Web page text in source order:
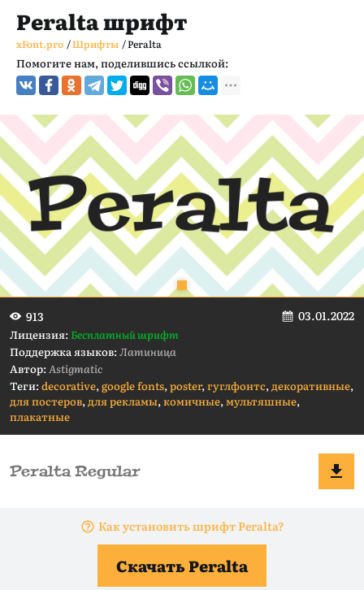
Peralta шрифт
xFont.pro /Шрифты /Peralta
Помогите нам, поделившись ссылкой:
913 03.01.2022
Лицензия:Бесплатный шрифт
Поддержка языков:Латиница
Автор:Astigmatic
Теги:decorative,google fonts,poster,гуглфонтс,декоративные,
для постеров,для рекламы,комичные,мультяшные,
плакатные
Как установить шрифт Peralta?
Скачать Peralta